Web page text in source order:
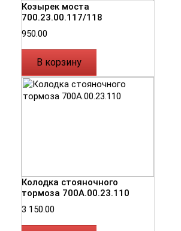
Козырек моста
700.23.00.117/118
950.00
В корзину
Колодка стояночного
тормоза 700А.00.23.110
3 150.00